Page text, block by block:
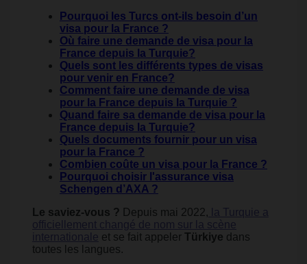
Pourquoi les Turcs ont-ils besoin d’un
visa pour la France ?
Où faire une demande de visa pour la
France depuis la Turquie?
Quels sont les différents types de visas
pour venir en France?
Comment faire une demande de visa
pour la France depuis la Turquie ?
Quand faire sa demande de visa pour la
France depuis la Turquie?
Quels documents fournir pour un visa
pour la France ?
Combien coûte un visa pour la France ?
Pourquoi choisir l'assurance visa
Schengen d’AXA ?
Le saviez-vous ? Depuis mai 2022, la Turquie a
officiellement changé de nom sur la scène
internationale et se fait appeler Türkiye dans
toutes les langues.